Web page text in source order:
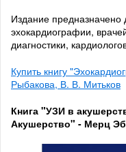
Издание предназначено
эхокардиографии,
диагностики,
Купить книгу
Рыбакова, В. В. Митьков
Книга "УЗИ в
Акушерство" - Мерц